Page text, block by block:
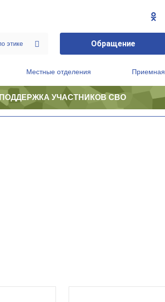
Обращение
Местные отделения Приемная
ПОДДЕРЖКА УЧАСТНИКОВ СВО